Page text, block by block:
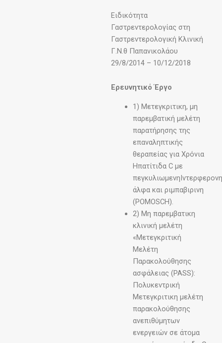
Ειδικότητα
Γαστρεντερολογίας στη
Γαστρεντερολογική Κλινική
Γ.Ν.θ Παπανικολάου
29/8/2014 – 10/12/2018
Ερευνητικό Έργο
1) Μετεγκριτικη, μη
παρεμβατική μελέτη
παρατήρησης της
επαναληπτικής
θεραπείας για Χρόνια
Ηπατίτιδα C με
πεγκυλιωμενηΙντερφερονη
άλφα και ριμπαβιρινη
(POMOSCH).
2) Μη παρεμβατικη
κλινική μελέτη
«Μετεγκριτική
Μελέτη
Παρακολούθησης
ασφάλειας (PASS):
Πολυκεντρική
Μετεγκριτικη μελέτη
παρακολούθησης
ανεπιθύμητων
ενεργειών σε άτομα